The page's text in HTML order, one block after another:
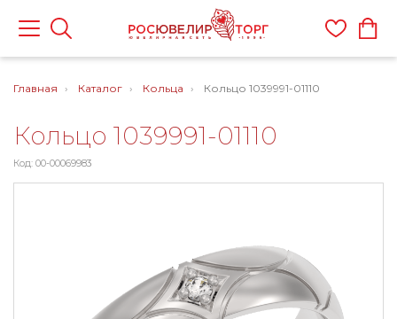
Главная Каталог Кольца Кольцо 1039991-01110
Кольцо 1039991-01110
Код: 00-00069983